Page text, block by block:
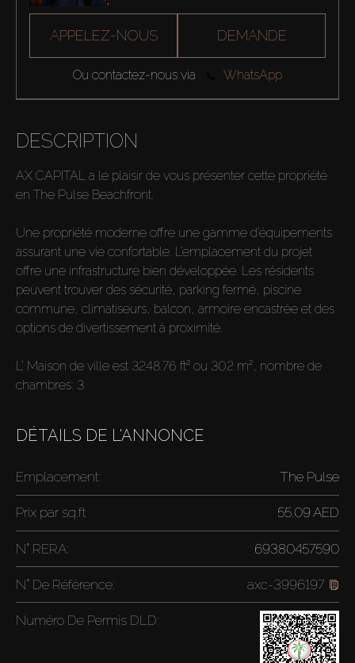
APPELEZ-NOUS DEMANDE
Ou contactez-nous via WhatsApp
DESCRIPTION
AX CAPITAL a le plaisir de vous présenter cette propriété
en The Pulse Beachfront.
Une propriété moderne offre une gamme d’équipements
assurant une vie confortable. L’emplacement du projet
offre une infrastructure bien développée. Les résidents
peuvent trouver des sécurité, parking fermé, piscine
commune, climatiseurs, balcon, armoire encastrée et des
options de divertissement à proximité.
L’ Maison de ville est 3248.76 ft² ou 302 m², nombre de
chambres: 3
DÉTAILS DE L'ANNONCE
Emplacement: The Pulse
Prix par sq.ft 55.09 AED
N° RERA: 69380457590
N° De Référence: axc-3996197
Numéro De Permis DLD: